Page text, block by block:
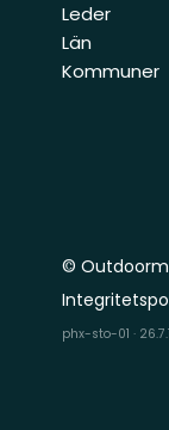
Leder
Län
Kommuner
©
phx-sto-01 ·